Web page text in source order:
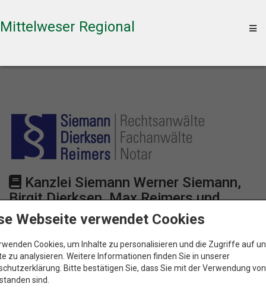
Webseite verwendet Cookies
Cookies, um Inhalte zu personalisieren und die Zugriffe auf
zu analysieren. Weitere Informationen finden Sie in unserer
Bitte bestätigen Sie, dass Sie mit der Verwendung
sind.
Mittelweser Regional
Kanzlei Siemann Werner Siemann,
Birgit Dierksen, Max Reimers und
Stefan Siemann
Karte